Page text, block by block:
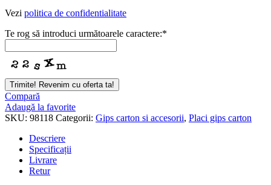
Vezi politica de confidentialitate
Te rog să introduci următoarele caractere:*
Trimite! Revenim cu oferta ta!
Compară
Adaugă la favorite
SKU: 98118 Categorii: Gips carton si accesorii, Placi gips carton
Descriere
Specificații
Livrare
Retur